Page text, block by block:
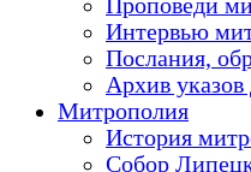
Проповеди
Интервью
Послания,
Архив
Митрополия
История
Собор